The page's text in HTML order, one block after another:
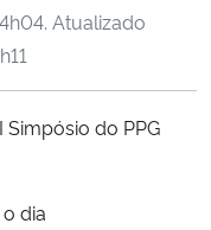
. Atualizado
do PPG
dia